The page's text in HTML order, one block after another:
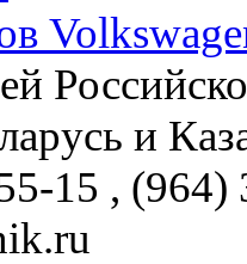
и
15 , (964)